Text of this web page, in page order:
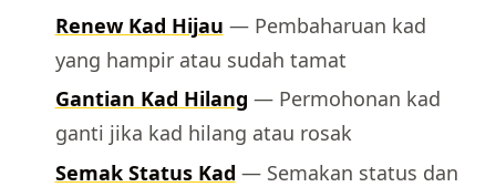
Renew Kad Hijau — Pembaharuan kad
yang hampir atau sudah tamat
Gantian Kad Hilang — Permohonan kad
ganti jika kad hilang atau rosak
Semak Status Kad — Semakan status dan